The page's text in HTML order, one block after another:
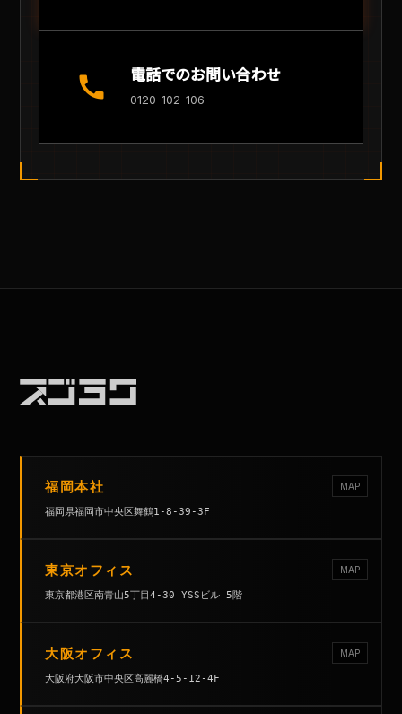
call 電話でのお問い合わせ
0120-102-106
福岡本社 MAP
福岡県福岡市中央区舞鶴1-8-39-3F
東京オフィス MAP
東京都港区南青山5丁目4-30 YSSビル 5階
大阪オフィス MAP
大阪府大阪市中央区高麗橋4-5-12-4F